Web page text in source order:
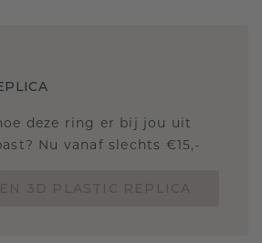
deze ring er bij jou uit
Nu vanaf slechts €15,-